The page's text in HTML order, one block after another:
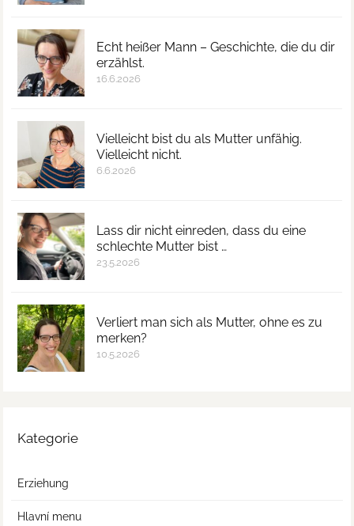
Echt heißer Mann – Geschichte, die du dir
erzählst.
16.6.2026
Vielleicht bist du als Mutter unfähig.
Vielleicht nicht.
6.6.2026
Lass dir nicht einreden, dass du eine
schlechte Mutter bist …
23.5.2026
Verliert man sich als Mutter, ohne es zu
merken?
10.5.2026
Kategorie
Erziehung
Hlavní menu